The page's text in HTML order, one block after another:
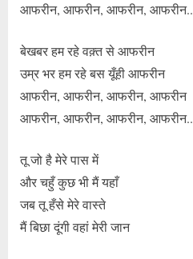
आफरीन, आफरीन, आफरीन, आफरीन..
बेखबर हम रहे वक़्त से आफरीन
उम्र भर हम रहे बस यूँही आफरीन
आफरीन, आफरीन, आफरीन, आफरीन
आफरीन, आफरीन, आफरीन, आफरीन..
तू जो है मेरे पास में
और चहुँ कुछ भी मैं यहाँ
जब तू हँसे मेरे वास्ते
मैं बिछा दूंगी वहां मेरी जान